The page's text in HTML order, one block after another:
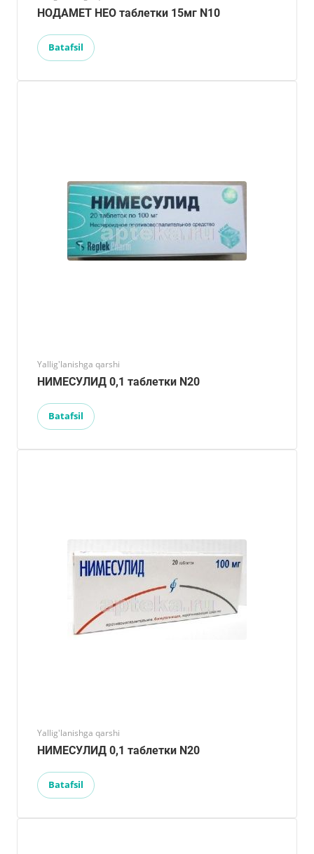
НОДАМЕТ НЕО таблетки 15мг N10
Batafsil
Yallig'lanishga qarshi
НИМЕСУЛИД 0,1 таблетки N20
Batafsil
Yallig'lanishga qarshi
НИМЕСУЛИД 0,1 таблетки N20
Batafsil